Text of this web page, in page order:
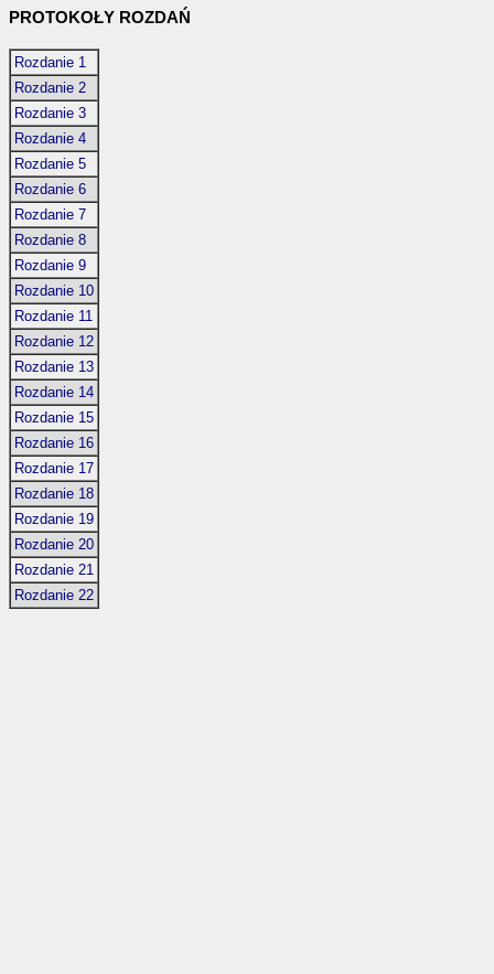
PROTOKOŁY ROZDAŃ
Rozdanie 1
Rozdanie 2
Rozdanie 3
Rozdanie 4
Rozdanie 5
Rozdanie 6
Rozdanie 7
Rozdanie 8
Rozdanie 9
Rozdanie 10
Rozdanie 11
Rozdanie 12
Rozdanie 13
Rozdanie 14
Rozdanie 15
Rozdanie 16
Rozdanie 17
Rozdanie 18
Rozdanie 19
Rozdanie 20
Rozdanie 21
Rozdanie 22